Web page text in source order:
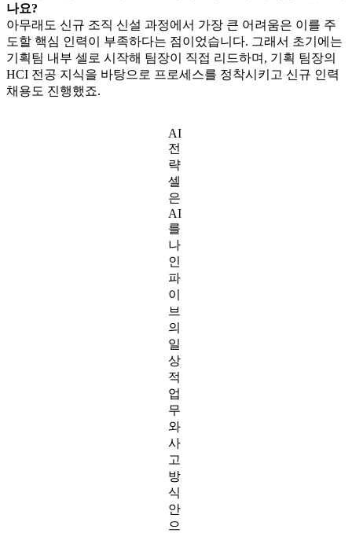
나요?
아무래도 신규 조직 신설 과정에서 가장 큰 어려움은 이를 주
도할 핵심 인력이 부족하다는 점이었습니다. 그래서 초기에는
기획팀 내부 셀로 시작해 팀장이 직접 리드하며, 기획 팀장의
HCI 전공 지식을 바탕으로 프로세스를 정착시키고 신규 인력
채용도 진행했죠.
AI
전
략
셀
은
AI
를
나
인
파
이
브
의
일
상
적
업
무
와
사
고
방
식
안
으